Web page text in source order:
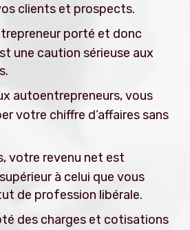
clients et prospects.
porté et donc
une caution sérieuse aux
autoentrepreneurs, vous
votre chiffre d’affaires sans
votre revenu net est
à celui que vous
de profession libérale.
des charges et cotisations